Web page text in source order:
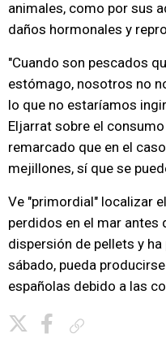
animales, como por sus
daños hormonales y
"Cuando son pescados
estómago, nosotros no
lo que no estaríamos
Eljarrat sobre el
remarcado que en el
mejillones, sí que se
Ve "primordial" localizar
perdidos en el mar antes
dispersión de pellets y
sábado, pueda
españolas debido a las